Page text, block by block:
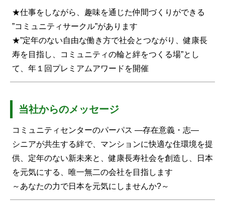
★仕事をしながら、趣味を通じた仲間づくりができる
”コミュニティサークル”があります
★”定年のない自由な働き方で社会とつながり、健康長
寿を目指し、コミュニティの輪と絆をつくる場”とし
て、年１回プレミアムアワードを開催
当社からのメッセージ
コミュニティセンターのパーパス ―存在意義・志―
シニアが共生する絆で、マンションに快適な住環境を提
供、定年のない新未来と、健康長寿社会を創造し、日本
を元気にする、唯一無二の会社を目指します
～あなたの力で日本を元気にしませんか?～